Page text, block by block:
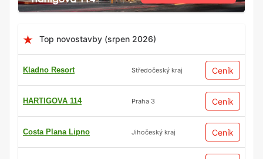
Top novostavby (srpen 2026)
Kladno Resort Středočeský kraj Ceník
HARTIGOVA 114 Praha 3 Ceník
Costa Plana Lipno Jihočeský kraj Ceník